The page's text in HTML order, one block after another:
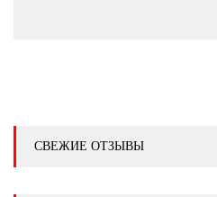
СВЕЖИЕ ОТЗЫВЫ